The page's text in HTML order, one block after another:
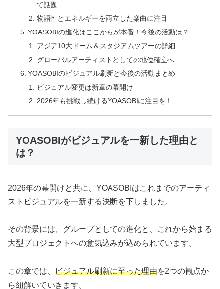
て話題
物語性とエネルギーを両立した楽曲に注目
YOASOBIの進化はここからが本番！今後の活動は？
アジア10大ドーム＆スタジアムツアーの詳細
グローバルアーティストとしての地位確立へ
YOASOBIのビジュアル刷新と今後の活動まとめ
ビジュアル変更は新章の幕開け
2026年も挑戦し続けるYOASOBIに注目を！
YOASOBIがビジュアルを一新した理由と
は？
2026年の幕開けと共に、YOASOBIはこれまでのアーティ
ストビジュアルを一新する決断を下しました。
その背景には、グループとしての進化と、これから始まる
大型プロジェクトへの意気込みが込められています。
この章では、 ビジュアル刷新に至った理由を2つの観点か
ら紐解いていきます。